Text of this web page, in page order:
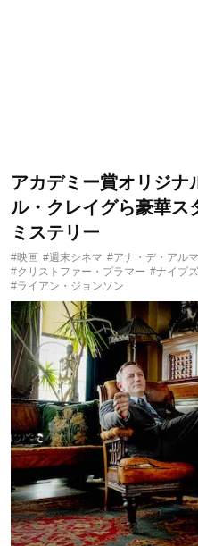
アカデミー賞オリジナ
ル・クレイグら豪華ス
ミステリー
#映画 #週末シネマ #アナ・デ・アル
#クリストファー・プラマー #ナイブ
#ライアン・ジョンソン